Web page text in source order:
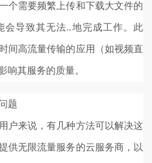
个需要频繁上传和下载大文件的
会导致其无法..地完成工作。此
间高流量传输的应用（如视频直
响其服务的质量。
题
户来说，有几种方法可以解决这
供无限流量服务的云服务商，以